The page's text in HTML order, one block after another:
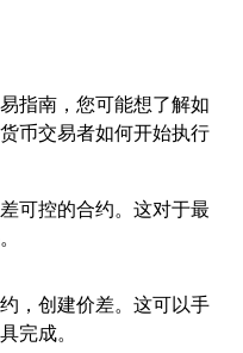
指南，您可能想了解如
币交易者如何开始执行
可控的合约。 这对于最
，创建价差。这可以手
完成。